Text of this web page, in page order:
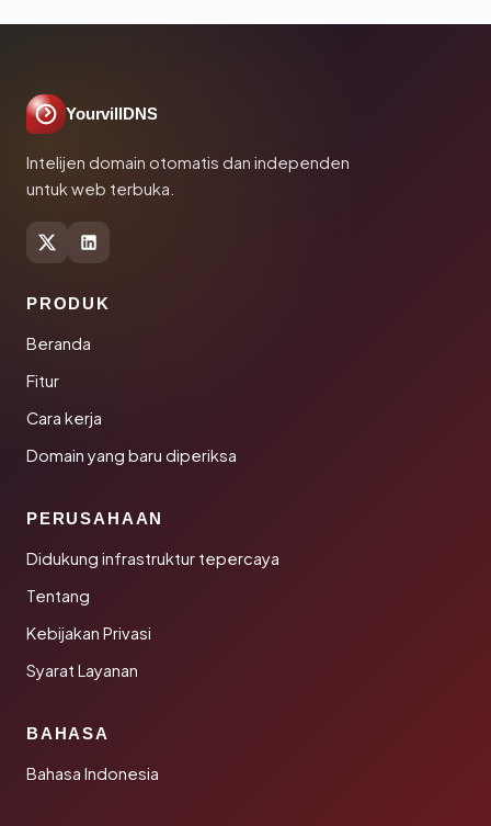
YourvillDNS
Intelijen domain otomatis dan independen
untuk web terbuka.
PRODUK
Beranda
Fitur
Cara kerja
Domain yang baru diperiksa
PERUSAHAAN
Didukung infrastruktur tepercaya
Tentang
Kebijakan Privasi
Syarat Layanan
BAHASA
Bahasa Indonesia